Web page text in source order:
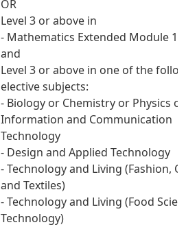
OR
Level 3 or above in
- Mathematics Extended Module 1
and
Level 3 or above in one of the
elective subjects:
- Biology or Chemistry or Physics or
Information and Communication
Technology
- Design and Applied Technology
- Technology and Living (Fashion,
and Textiles)
- Technology and Living (Food
Technology)